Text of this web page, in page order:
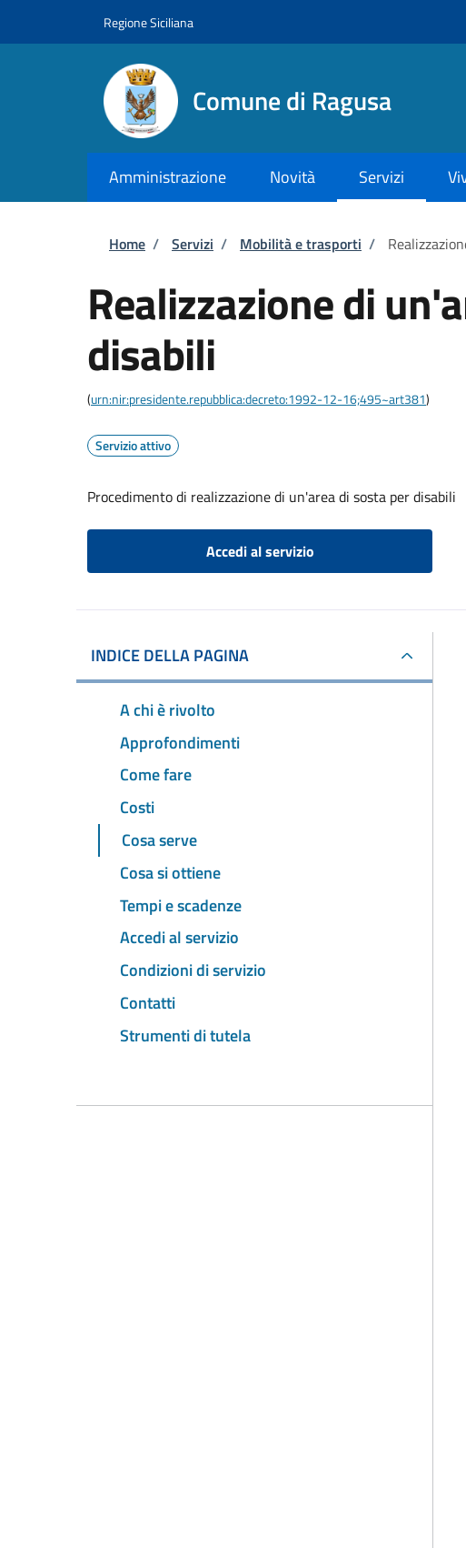
Regione Siciliana
Comune di Ragusa
Amministrazione Novità Servizi
Briciole di pane
Home / Servizi / Mobilità e trasporti /
Realizzazione di
disabili
(urn:nir:presidente.repubblica:decreto:1992-12-16;495~art381)
Servizio attivo
Procedimento di realizzazione di un'area di sosta per disabili
Accedi al servizio
INDICE DELLA PAGINA
A chi è rivolto
Approfondimenti
Come fare
Costi
Cosa serve
Cosa si ottiene
Tempi e scadenze
Accedi al servizio
Condizioni di servizio
Contatti
Strumenti di tutela